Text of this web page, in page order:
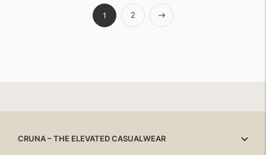
vendita
1 2 Successiva
CRUNA – THE ELEVATED CASUALWEAR